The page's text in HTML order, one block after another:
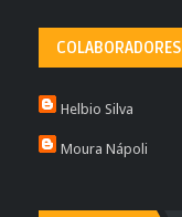
COLABORADORES
Helbio Silva
Moura Nápoli